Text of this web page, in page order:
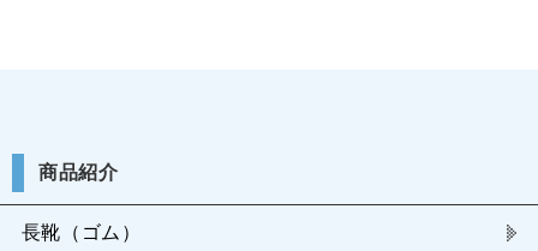
商品紹介
長靴（ゴム）